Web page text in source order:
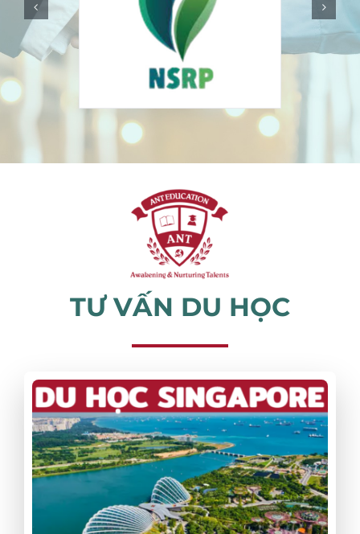
Sự kiện
Tin tức
TƯ VẤN DU HỌC